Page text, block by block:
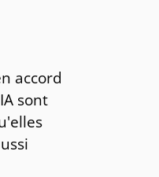
accord
sont